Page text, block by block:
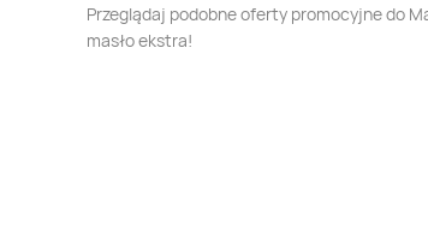
Przeglądaj podobne oferty promocyjne do
masło ekstra!